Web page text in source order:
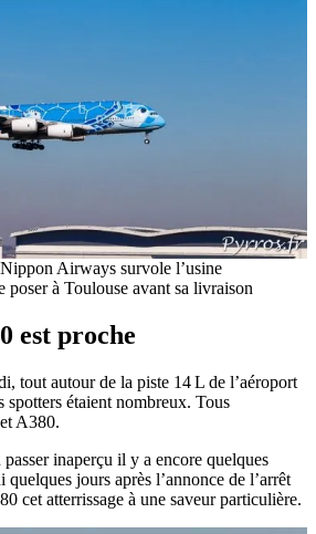
Airways survole l’usine
poser à Toulouse avant sa livraison
est proche
tout autour de la piste 14 L de l’aéroport
spotters étaient nombreux. Tous
A380.
inaperçu il y a encore quelques
quelques jours après l’annonce de l’arrêt
cet atterrissage à une saveur particulière.